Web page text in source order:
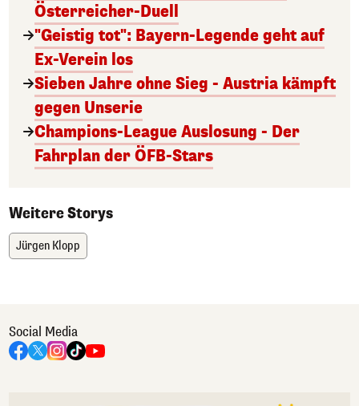
Österreicher-Duell
"Geistig tot": Bayern-Legende geht auf
Ex-Verein los
Sieben Jahre ohne Sieg - Austria kämpft
gegen Unserie
Champions-League Auslosung - Der
Fahrplan der ÖFB-Stars
Weitere Storys
Jürgen Klopp
Social Media